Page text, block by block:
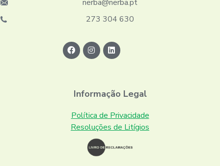
nerba@nerba.pt
273 304 630
Informação Legal
Política de Privacidade
Resoluções de Litígios